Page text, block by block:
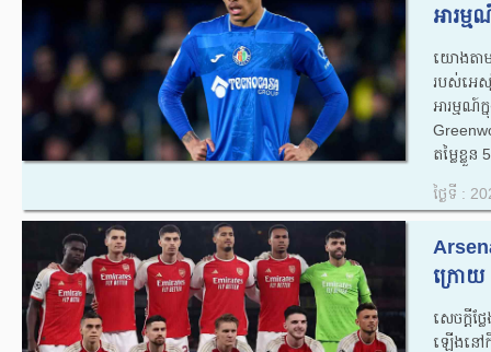
អារម្
យោងតា
របស់អេ
អារម្ម
តម្លៃខ្លួ
ថ្ងៃទី :
ក្រោយ
សេចក្តីថ្
ឡើងនៅកី